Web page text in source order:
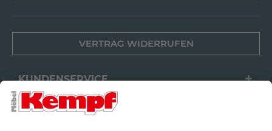
VERTRAG WIDERRUFEN
KUNDENSERVICE
FILIALEN